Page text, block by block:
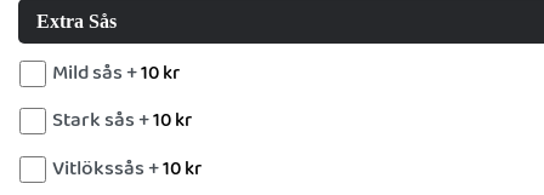
Extra Sås
Mild sås +10kr
Stark sås +10kr
Vitlökssås +10kr